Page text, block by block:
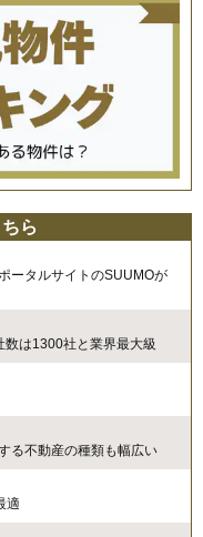
ら
ータルサイトのSUUMOが
数は1300社と業界最大級
る不動産の種類も幅広い
適